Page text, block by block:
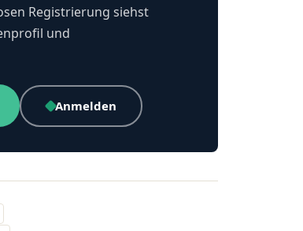
Registrierung siehst
und
Anmelden